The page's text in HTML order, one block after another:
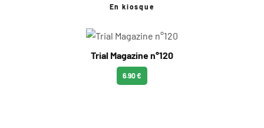
En kiosque
Trial Magazine n°120
6.90 €